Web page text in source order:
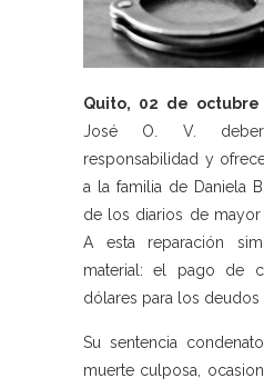
Quito, 02 de octubre
José O. V.
responsabilidad y
a la familia de Daniela
de los diarios de mayor
A esta reparación
material: el pago de
dólares para los deudos
Su sentencia
muerte culposa,